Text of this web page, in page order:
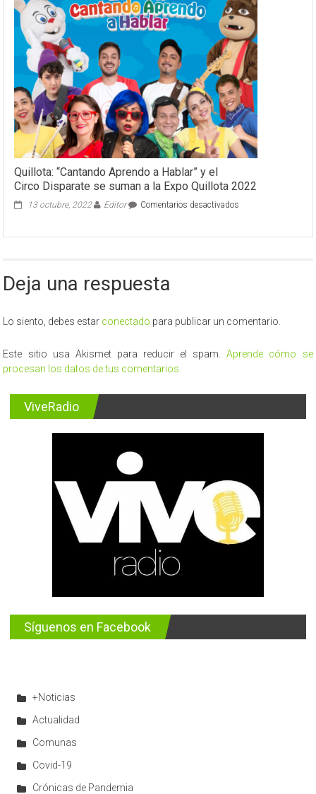
Quillota: “Cantando Aprendo a Hablar” y el
Circo Disparate se suman a la Expo Quillota 2022
13 octubre, 2022 Editor Comentarios desactivados
Disparate
a
Quillota
Deja una respuesta
Lo siento, debes estar conectado para publicar un comentario.
Este sitio usa Akismet para reducir el spam.Aprende cómo se
procesan los datos de tus comentarios.
ViveRadio
Síguenos en Facebook
+Noticias
Actualidad
Comunas
Covid-19
Crónicas de Pandemia